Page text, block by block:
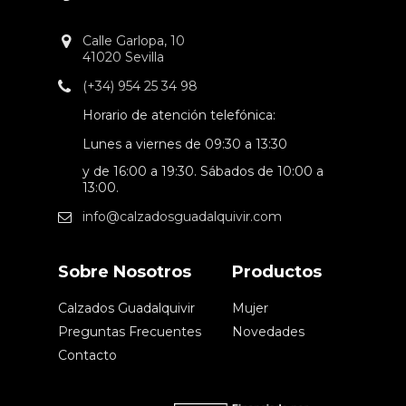
Calle Garlopa, 10
41020 Sevilla
(+34) 954 25 34 98
Horario de atención telefónica:
Lunes a viernes de 09:30 a 13:30
y de 16:00 a 19:30. Sábados de 10:00 a
13:00.
info@calzadosguadalquivir.com
Sobre Nosotros
Calzados Guadalquivir
Preguntas Frecuentes
Contacto
Productos
Mujer
Novedades